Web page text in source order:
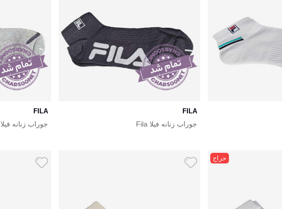
FILA
جوراب زنانه فیلا Fila
FILA
جوراب زنانه فیلا Fila
حراج